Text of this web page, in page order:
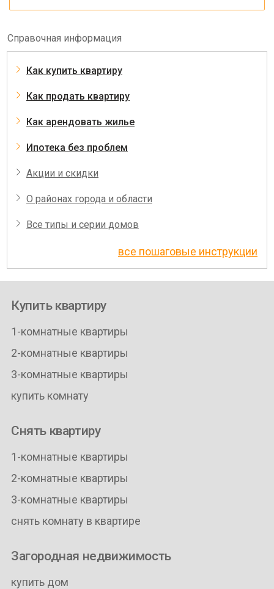
Справочная информация
Как купить квартиру
Как продать квартиру
Как арендовать жилье
Ипотека без проблем
Акции и скидки
О районах города и области
Все типы и серии домов
все пошаговые инструкции
Купить квартиру
1-комнатные квартиры
2-комнатные квартиры
3-комнатные квартиры
купить комнату
Снять квартиру
1-комнатные квартиры
2-комнатные квартиры
3-комнатные квартиры
снять комнату в квартире
Загородная недвижимость
купить дом